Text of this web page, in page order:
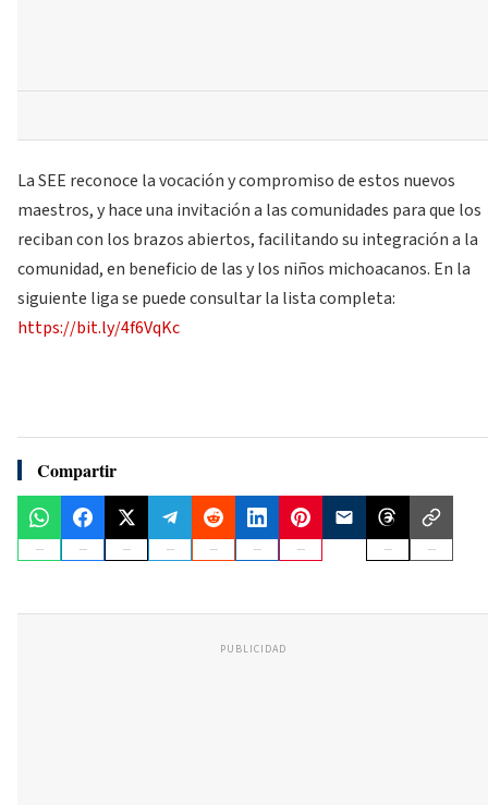
La SEE reconoce la vocación y compromiso de estos nuevos
maestros, y hace una invitación a las comunidades para que los
reciban con los brazos abiertos, facilitando su integración a la
comunidad, en beneficio de las y los niños michoacanos. En la
siguiente liga se puede consultar la lista completa:
https://bit.ly/4f6VqKc
Compartir
PUBLICIDAD